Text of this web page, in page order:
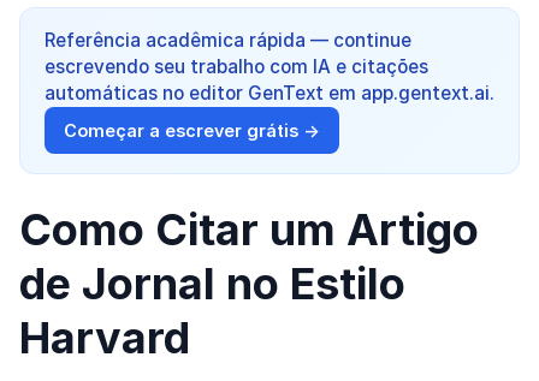
Referência acadêmica rápida — continue
escrevendo seu trabalho com IA e citações
automáticas no editor GenText em app.gentext.ai.
Começar a escrever grátis →
Como Citar um Artigo
de Jornal no Estilo
Harvard